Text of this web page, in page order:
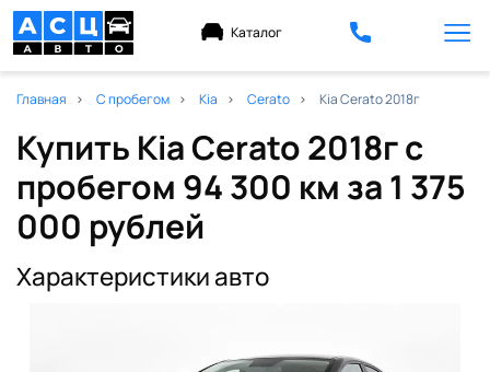
Каталог
Главная С пробегом Kia Cerato Kia Cerato 2018г
Купить Kia Cerato 2018г с
пробегом 94 300 км за 1 375
000 рублей
Характеристики авто